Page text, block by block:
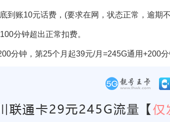
到账10元话费，(要求在网，状态正常，逾期不
分钟超出正常扣费。
分钟，第25个月起39元/月=245G通用+200分